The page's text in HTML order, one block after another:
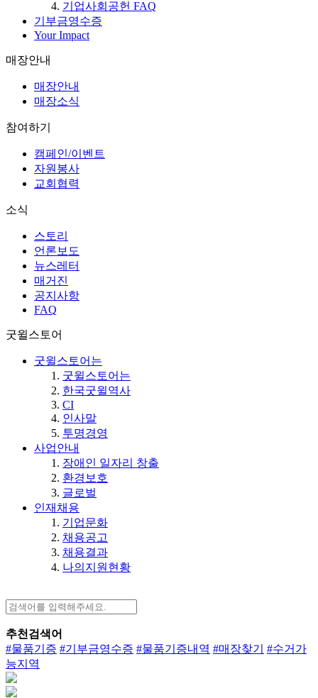
기업사회공헌 FAQ
기부금영수증
Your Impact
매장안내
매장안내
매장소식
참여하기
캠페인/이벤트
자원봉사
교회협력
소식
스토리
언론보도
뉴스레터
매거진
공지사항
FAQ
굿윌스토어
굿윌스토어는
굿윌스토어는
한국굿윌역사
CI
인사말
투명경영
사업안내
장애인 일자리 창출
환경보호
글로벌
인재채용
기업문화
채용공고
채용결과
나의지원현황
추천검색어
#물품기증 #기부금영수증 #물품기증내역 #매장찾기
#수거가
능지역